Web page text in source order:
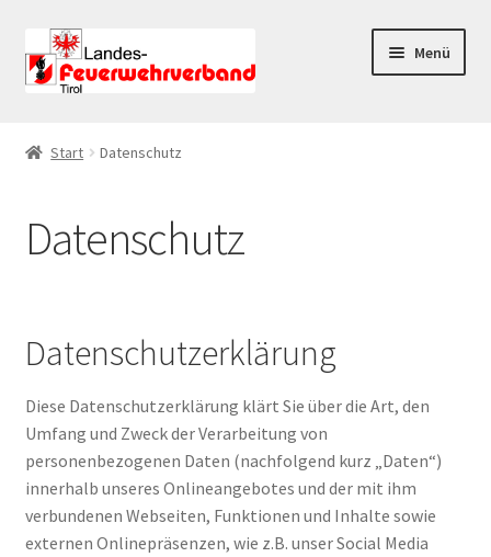
Navigation
springen
Zum
Inhalt
springen
Menü
Datenschutz
Impressum
Kasse
Mein Konto
Versand und Zahlung
Start Datenschutz
Datenschutz
Datenschutzerklärung
Diese Datenschutzerklärung klärt Sie über die Art, den
Umfang und Zweck der Verarbeitung von
personenbezogenen Daten (nachfolgend kurz „Daten“)
innerhalb unseres Onlineangebotes und der mit ihm
verbundenen Webseiten, Funktionen und Inhalte sowie
externen Onlinepräsenzen, wie z.B. unser Social Media